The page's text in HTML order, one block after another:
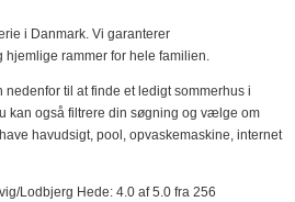
i Danmark. Vi garanterer
rammer for hele familien.
nedenfor til at finde et ledigt sommerhus i
kan også filtrere din søgning og vælge om
havudsigt, pool, opvaskemaskine, internet
Lodbjerg Hede: 4.0 af 5.0 fra 256